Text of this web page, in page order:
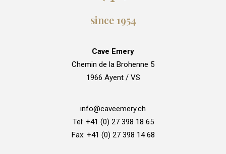
since 1954
Cave Emery
Chemin de la Brohenne 5
1966 Ayent / VS
info@caveemery.ch
Tel: +41 (0) 27 398 18 65
Fax: +41 (0) 27 398 14 68